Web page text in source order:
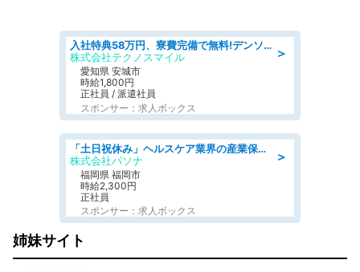
＞
入社特典58万円、寮費完備で無料!デンソーで働こう!自動車工場で小型部品の検査業務 denso aichi
株式会社テクノスマイル
愛知県 安城市
時給1,800円
正社員 / 派遣社員
スポンサー：求人ボックス
＞
「土日祝休み」ヘルスケア業界の産業保健師/高時給/未経験OK/要資格:保健師、正看護師
株式会社パソナ
福岡県 福岡市
時給2,300円
正社員
スポンサー：求人ボックス
姉妹サイト